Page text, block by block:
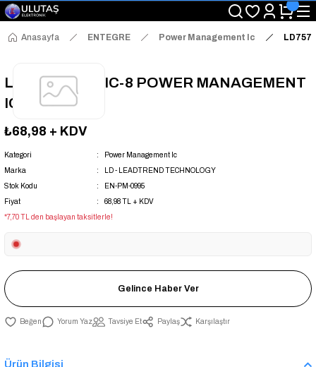
"Saat 14:00'a Kadar Verilen Siparişlerde Aynı Gün Kargo Avantajı!
"Binlerce Ürün Çeşitliliği ile Stoktan Hemen Teslim."
"Toptan Fiyatına Perakende Satış Avantajını Kaçırmayın!"
Anasayfa ENTEGRE Power Management Ic
LD7576GS SOIC-8 POWER MANAGEMENT
IC
₺68,98 + KDV
Kategori
Power Management Ic
Marka
LD - LEADTREND TECHNOLOGY
Stok Kodu
EN-PM-0995
Fiyat
68,98 TL + KDV
*7,70 TL den başlayan taksitlerle!
Gelince Haber Ver
Yorum Yaz Tavsiye Et Paylaş Karşılaştır
Ürün Bilgisi